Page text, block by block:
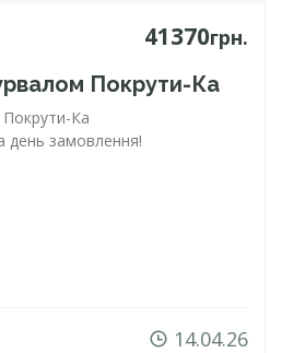
41370грн.
Покрути-Ка
Покрути-Ка
день замовлення!
14.04.26